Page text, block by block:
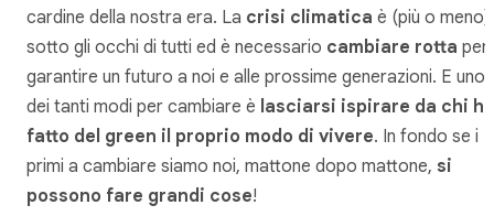
cardine della nostra era. La crisi climatica è (più o meno)
sotto gli occhi di tutti ed è necessario cambiare rotta per
garantire un futuro a noi e alle prossime generazioni. E uno
dei tanti modi per cambiare è lasciarsi ispirare da chi ha
fatto del green il proprio modo di vivere. In fondo se i
primi a cambiare siamo noi, mattone dopo mattone, si
possono fare grandi cose!